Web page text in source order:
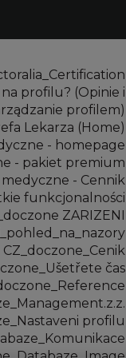
profilu? (Opinie i
profilem)
Lekarza (Home)
- homepage
- pakiet premium
- Cennik
funkcjonalności
ZARIZENI
CZ_doczone_Cenik
čas
profilu